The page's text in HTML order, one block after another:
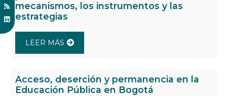
mecanismos, los instrumentos y las
estrategias
LEER MÁS
Acceso, deserción y permanencia en la
Educación Pública en Bogotá